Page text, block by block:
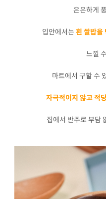
은은하게
입안에서는 흰 쌀밥을
느낄
마트에서 구할 수
자극적이지 않고 적
집에서 반주로 부담